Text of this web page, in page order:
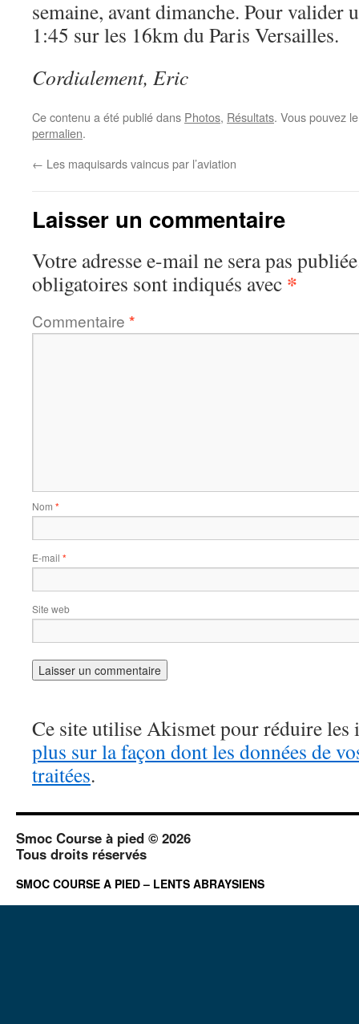
semaine, avant dimanche. Pour valider
1:45 sur les 16km du Paris Versailles.
Cordialement, Eric
Ce contenu a été publié dans Photos, Résultats. Vous pouvez
permalien.
← Les maquisards vaincus par l’aviation
Laisser un commentaire
Votre adresse e-mail ne sera pas
obligatoires sont indiqués avec *
Commentaire *
Nom *
E-mail *
Site web
Ce site utilise Akismet pour réduire les
plus sur la façon dont les données de
traitées.
Smoc Course à pied © 2026
Tous droits réservés
SMOC COURSE A PIED – LENTS ABRAYSIENS